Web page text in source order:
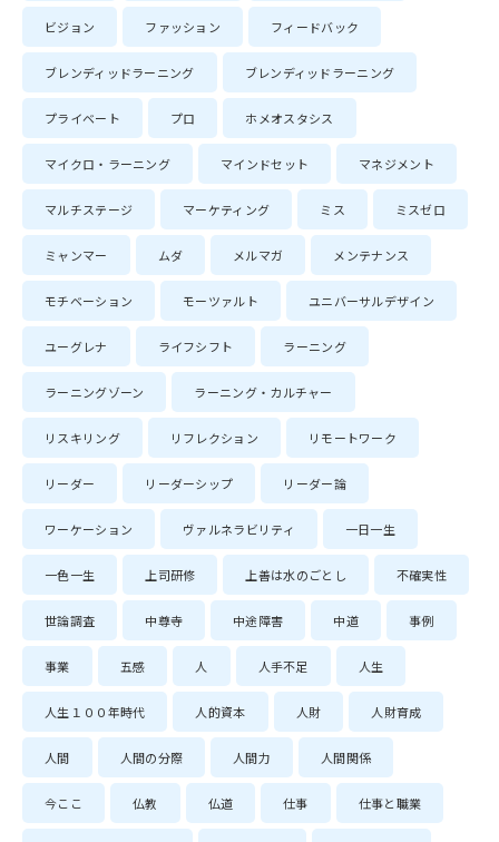
ビジョン ファッション フィードバック
ブレンディッドラーニング ブレンディッドラーニング
プライベート プロ ホメオスタシス
マイクロ・ラーニング マインドセット マネジメント
マルチステージ マーケティング ミス ミスゼロ
ミャンマー ムダ メルマガ メンテナンス
モチベーション モーツァルト ユニバーサルデザイン
ユーグレナ ライフシフト ラーニング
ラーニングゾーン ラーニング・カルチャー
リスキリング リフレクション リモートワーク
リーダー リーダーシップ リーダー論
ワーケーション ヴァルネラビリティ 一日一生
一色一生 上司研修 上善は水のごとし 不確実性
世論調査 中尊寺 中途障害 中道 事例
事業 五感 人 人手不足 人生
人生１００年時代 人的資本 人財 人財育成
人間 人間の分際 人間力 人間関係
今ここ 仏教 仏道 仕事 仕事と職業